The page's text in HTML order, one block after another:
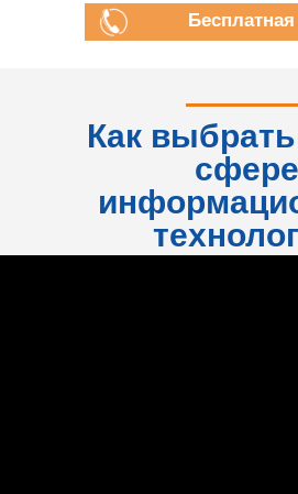
Бесплатная
Как
сфере